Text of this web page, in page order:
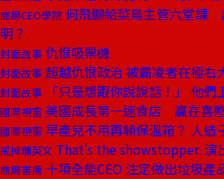
商周CEO學院 何飛鵬給菜鳥主管六堂課
明？
封面故事 仇恨吸票機
封面故事 超越仇恨政治 被霸凌者在極右
封面故事 「只是想跟你說說話！」 他
國際視窗 美國成長第一速食店 贏在喜
國際視窗 早產兒不用再躺保溫箱？ 人造
戒掉爛英文 That's the showstopper. 演
商周書摘 十項全能CEO 注定做出垃圾產